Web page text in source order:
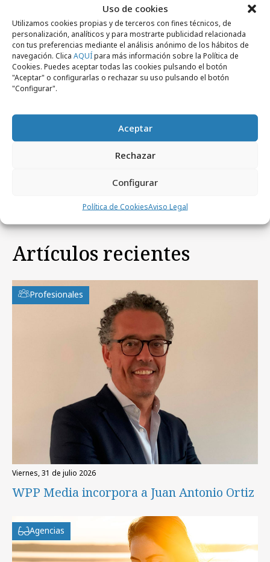
Uso de cookies
Utilizamos cookies propias y de terceros con fines técnicos, de
personalización, analíticos y para mostrarte publicidad relacionada
con tus preferencias mediante el análisis anónimo de los hábitos de
navegación. Clica AQUÍpara más información sobre la Política de
Cookies. Puedes aceptar todas las cookies pulsando el botón
"Aceptar" o configurarlas o rechazar su uso pulsando el botón
"Configurar".
Aceptar
Rechazar
Configurar
Política de CookiesAviso Legal
Canon colabora en la regeneración de los
Artículos recientes
Profesionales
viernes, 31 de julio 2026
WPP Media incorpora a Juan Antonio Ortiz
Agencias